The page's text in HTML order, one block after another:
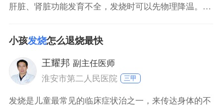
肝脏、肾脏功能发育不全，发烧时可以先物理降温。如
致机体代谢的增高，营养消耗增高，此时可以通过药物
降温，同时积极的查找发热的原因，明确是感冒受凉还
是泌尿系感染等，并针对病因进行治疗。
小孩发烧怎么退烧最快
王耀邦 副主任医师
淮安市第二人民医院
三甲
发烧是儿童最常见的临床症状治之一，来传达身体的不